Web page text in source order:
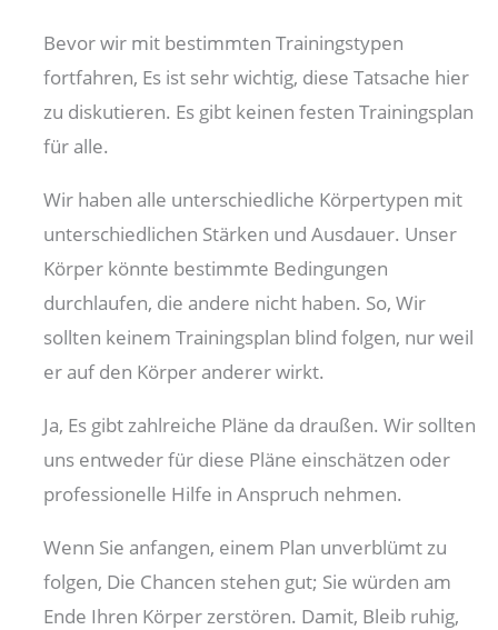
Bevor wir mit bestimmten Trainingstypen
fortfahren, Es ist sehr wichtig, diese Tatsache hier
zu diskutieren. Es gibt keinen festen Trainingsplan
für alle.
Wir haben alle unterschiedliche Körpertypen mit
unterschiedlichen Stärken und Ausdauer. Unser
Körper könnte bestimmte Bedingungen
durchlaufen, die andere nicht haben. So, Wir
sollten keinem Trainingsplan blind folgen, nur weil
er auf den Körper anderer wirkt.
Ja, Es gibt zahlreiche Pläne da draußen. Wir sollten
uns entweder für diese Pläne einschätzen oder
professionelle Hilfe in Anspruch nehmen.
Wenn Sie anfangen, einem Plan unverblümt zu
folgen, Die Chancen stehen gut; Sie würden am
Ende Ihren Körper zerstören. Damit, Bleib ruhig,